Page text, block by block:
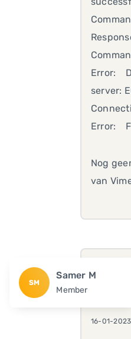
Error:
server:
Error:
Nog
van
SM
Samer M
Member
16-01-